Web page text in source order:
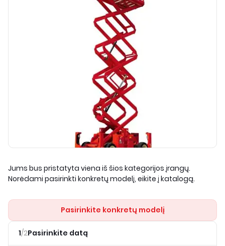
Jums bus pristatyta viena iš šios kategorijos įrangų.
Norėdami pasirinkti konkretų modelį, eikite į katalogą.
Pasirinkite konkretų modelį
1/2Pasirinkite datą